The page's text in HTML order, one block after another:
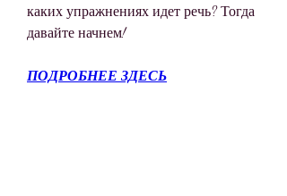
каких упражнениях идет речь? Тогда
давайте начнем!
ПОДРОБНЕЕ ЗДЕСЬ